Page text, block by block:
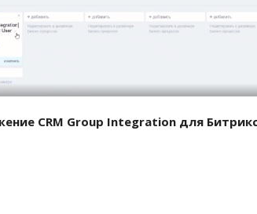
CRM Group Integration для